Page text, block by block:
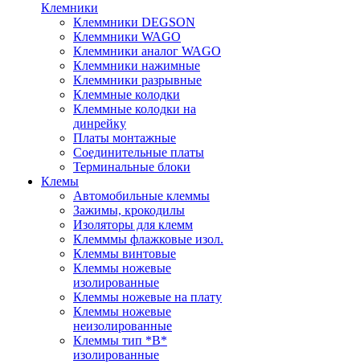
Клемники
Клеммники DEGSON
Клеммники WAGO
Клеммники аналог WAGO
Клеммники нажимные
Клеммники разрывные
Клеммные колодки
Клеммные колодки на
динрейку
Платы монтажные
Соединительные платы
Терминальные блоки
Клемы
Автомобильные клеммы
Зажимы, крокодилы
Изоляторы для клемм
Клемммы флажковые изол.
Клеммы винтовые
Клеммы ножевые
изолированные
Клеммы ножевые на плату
Клеммы ножевые
неизолированные
Клеммы тип *B*
изолированные